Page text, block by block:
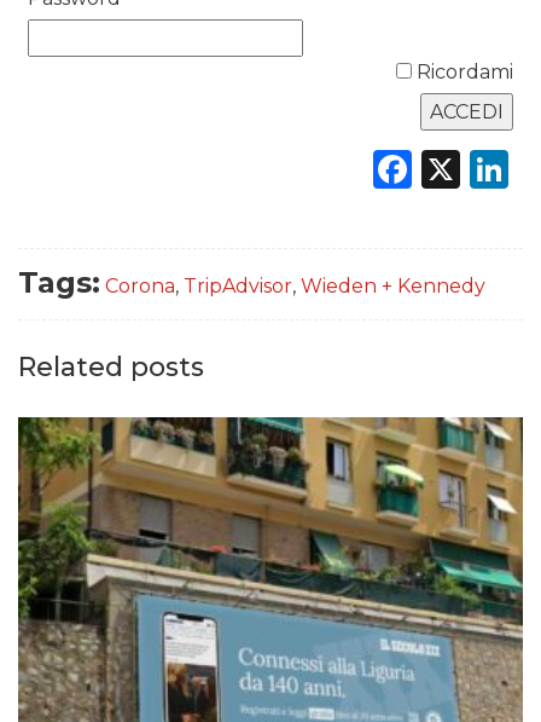
Ricordami
X
Tags: Corona, TripAdvisor, Wieden + Kennedy
Related posts